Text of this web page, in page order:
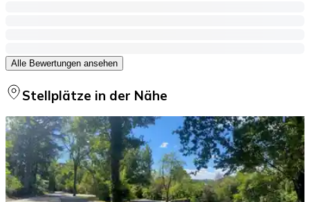
Alle Bewertungen ansehen
Stellplätze in der Nähe